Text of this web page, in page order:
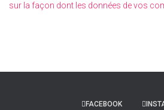
sur la façon dont les données de vos
FACEBOOK